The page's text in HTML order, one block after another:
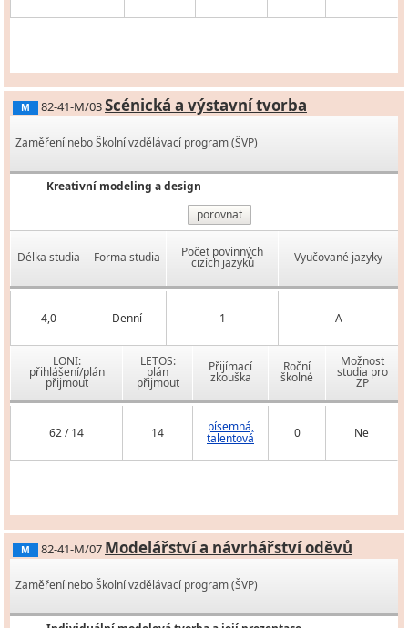
M 82-41-M/03Scénická a výstavní tvorba
Zaměření nebo Školní vzdělávací program (ŠVP)
Kreativní modeling a design
porovnat
Délka studia Forma studia Počet povinných
cizích jazyků Vyučované jazyky
4,0 Denní 1 A
LONI:
přihlášení/plán
přijmout
LETOS:
plán
přijmout
Přijímací
zkouška
Roční
školné
Možnost
studia pro
ZP
62 / 14 14 písemná,
talentová 0 Ne
M 82-41-M/07 Modelářství a návrhářství oděvů
Zaměření nebo Školní vzdělávací program (ŠVP)